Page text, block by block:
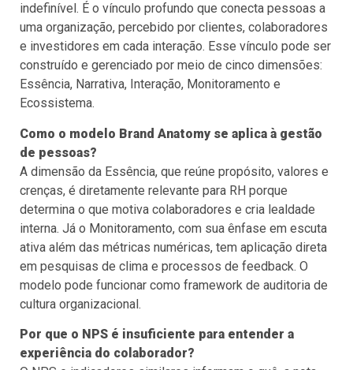
indefinível. É o vínculo profundo que conecta pessoas a
uma organização, percebido por clientes, colaboradores
e investidores em cada interação. Esse vínculo pode ser
construído e gerenciado por meio de cinco dimensões:
Essência, Narrativa, Interação, Monitoramento e
Ecossistema.
Como o modelo Brand Anatomy se aplica à gestão
de pessoas?
A dimensão da Essência, que reúne propósito, valores e
crenças, é diretamente relevante para RH porque
determina o que motiva colaboradores e cria lealdade
interna. Já o Monitoramento, com sua ênfase em escuta
ativa além das métricas numéricas, tem aplicação direta
em pesquisas de clima e processos de feedback. O
modelo pode funcionar como framework de auditoria de
cultura organizacional.
Por que o NPS é insuficiente para entender a
experiência do colaborador?